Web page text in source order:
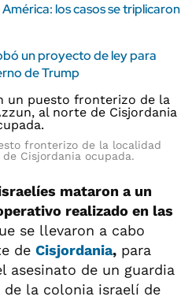
los casos se triplicaron
un proyecto de ley para
de Trump
fronterizo de la localidad
Cisjordania ocupada.
mataron a un
realizado en las
se llevaron a cabo
de Cisjordania, para
asesinato de un guardia
de la colonia israelí de